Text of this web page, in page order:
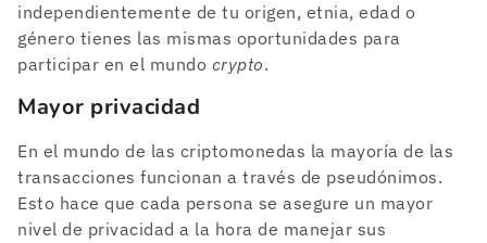
independientemente de tu origen, etnia, edad o
género tienes las mismas oportunidades para
participar en el mundo crypto.
Mayor privacidad
En el mundo de las criptomonedas la mayoría de las
transacciones funcionan a través de pseudónimos.
Esto hace que cada persona se asegure un mayor
nivel de privacidad a la hora de manejar sus